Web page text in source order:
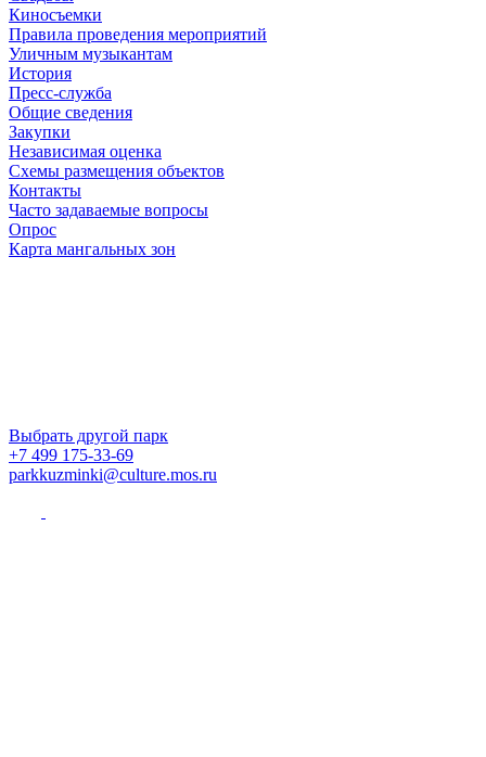
Киносъемки
Правила проведения мероприятий
Уличным музыкантам
История
Пресс-служба
Общие сведения
Закупки
Независимая оценка
Схемы размещения объектов
Контакты
Часто задаваемые вопросы
Опрос
Карта мангальных зон
Выбрать другой парк
+7 499 175-33-69
parkkuzminki@culture.mos.ru